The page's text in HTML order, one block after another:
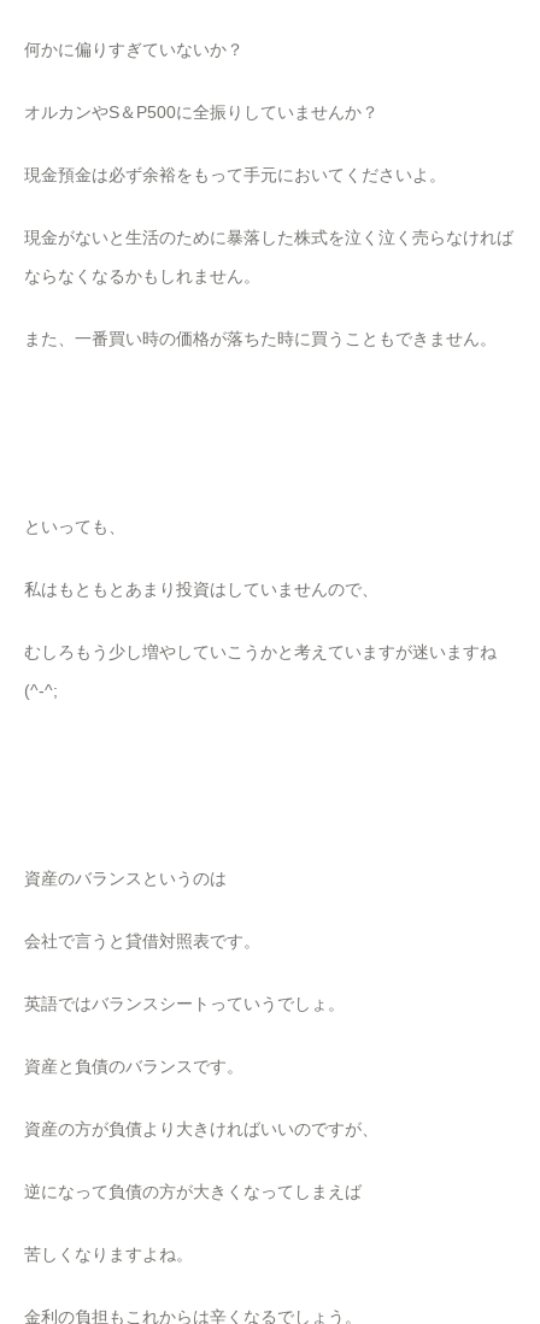
何かに偏りすぎていないか？
オルカンやS＆P500に全振りしていませんか？
現金預金は必ず余裕をもって手元においてくださいよ。
現金がないと生活のために暴落した株式を泣く泣く売らなければ
ならなくなるかもしれません。
また、一番買い時の価格が落ちた時に買うこともできません。
といっても、
私はもともとあまり投資はしていませんので、
むしろもう少し増やしていこうかと考えていますが迷いますね
(^-^;
資産のバランスというのは
会社で言うと貸借対照表です。
英語ではバランスシートっていうでしょ。
資産と負債のバランスです。
資産の方が負債より大きければいいのですが、
逆になって負債の方が大きくなってしまえば
苦しくなりますよね。
金利の負担もこれからは辛くなるでしょう。